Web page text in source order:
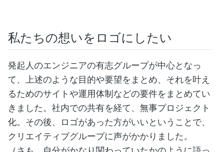
私たちの想いをロゴにしたい
発起人のエンジニアの有志グループが中心となっ
て、上述のような目的や要望をまとめ、それを叶え
るためのサイトや運用体制などの要件をまとめてい
きました。社内での共有を経て、無事プロジェクト
化。その後、ロゴがあった方がいいということで、
クリエイティブグループに声がかかりました。